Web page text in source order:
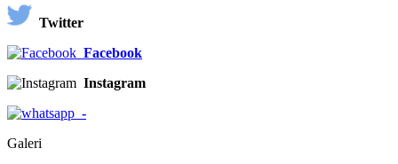
Twitter
Facebook
Instagram
-
Galeri